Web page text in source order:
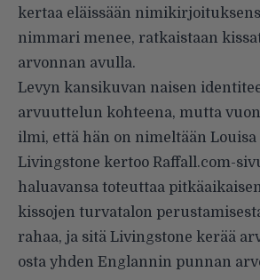
kertaa eläissään
nimmari menee, ratkaistaan
arvonnan avulla.
Levyn kansikuvan naisen
arvuuttelun kohteena, mutta
ilmi, että hän on nimeltään
Livingstone kertoo Raffall.com-
haluavansa toteuttaa
kissojen turvatalon
rahaa, ja sitä Livingstone kerää
osta yhden Englannin punnan